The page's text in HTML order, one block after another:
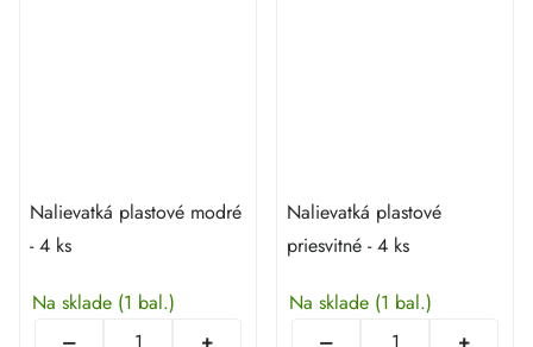
Nalievatká plastové modré
- 4 ks
Na sklade (1 bal.)
Nalievatká plastové
priesvitné - 4 ks
Na sklade (1 bal.)